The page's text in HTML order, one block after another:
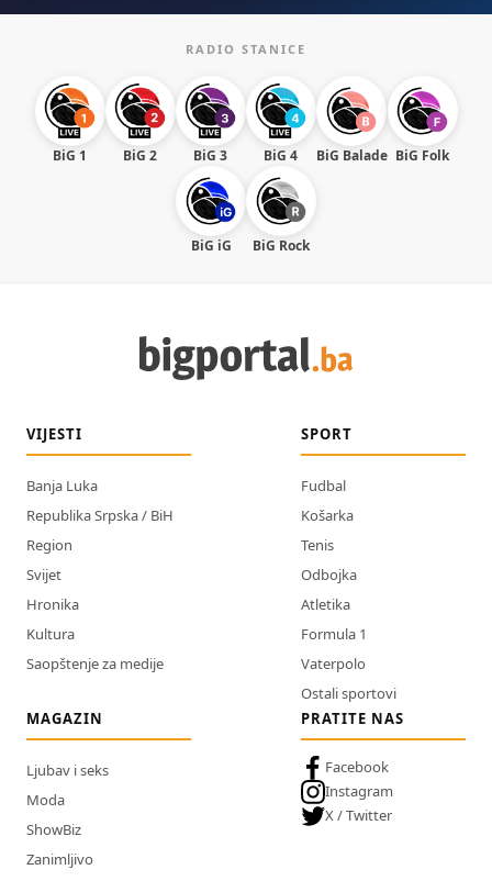
RADIO STANICE
BiG 1 BiG 2 BiG 3 BiG 4 BiG Balade BiG Folk
BiG iG BiG Rock
VIJESTI
Banja Luka
Republika Srpska / BiH
Region
Svijet
Hronika
Kultura
Saopštenje za medije
SPORT
Fudbal
Košarka
Tenis
Odbojka
Atletika
Formula 1
Vaterpolo
Ostali sportovi
MAGAZIN
Ljubav i seks
Moda
ShowBiz
Zanimljivo
PRATITE NAS
Facebook
Instagram
X / Twitter